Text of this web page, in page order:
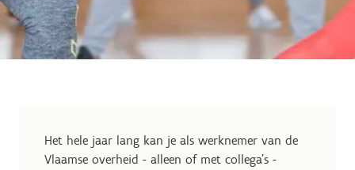
Het hele jaar lang kan je als werknemer van de
Vlaamse overheid - alleen of met collega’s -